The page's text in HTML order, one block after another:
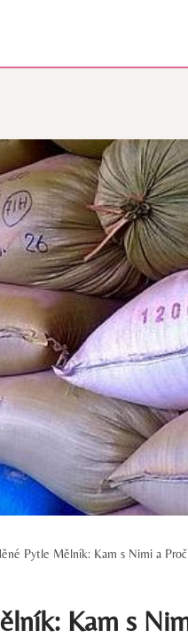
Pytle Mělník: Kam s Nimi a
Kam s